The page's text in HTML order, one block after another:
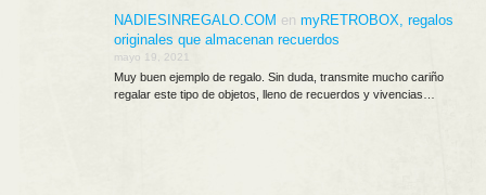
NADIESINREGALO.COM en myRETROBOX, regalos
originales que almacenan recuerdos
mayo 19, 2021
Muy buen ejemplo de regalo. Sin duda, transmite mucho cariño
regalar este tipo de objetos, lleno de recuerdos y vivencias…